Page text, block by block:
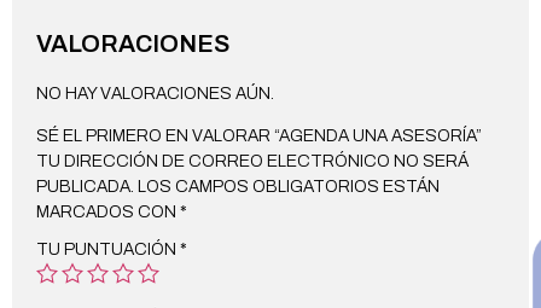
VALORACIONES
NO HAY VALORACIONES AÚN.
SÉ EL PRIMERO EN VALORAR “AGENDA UNA ASESORÍA”
TU DIRECCIÓN DE CORREO ELECTRÓNICO NO SERÁ
PUBLICADA. LOS CAMPOS OBLIGATORIOS ESTÁN
MARCADOS CON *
TU PUNTUACIÓN *